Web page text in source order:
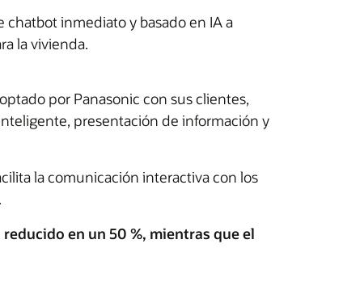
inmediato y basado en IA a
la vivienda.
por Panasonic con sus clientes,
presentación de información y
la comunicación interactiva con los
en un 50 %, mientras que el